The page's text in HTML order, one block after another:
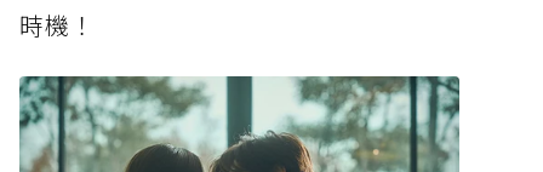
時機！